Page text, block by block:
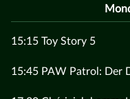
15:15 Toy Story 5
15:45 PAW Patrol: Der